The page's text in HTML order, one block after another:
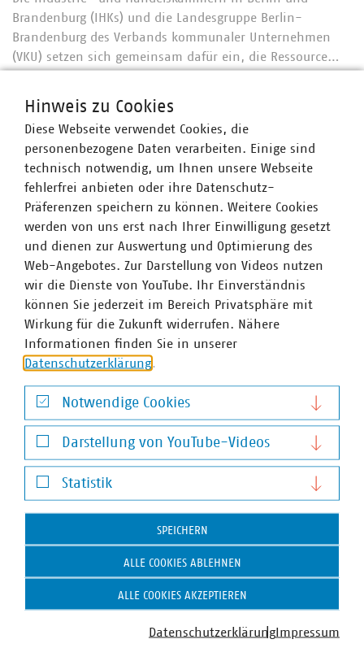
Brandenburg (IHKs) und die Landesgruppe Berlin-
Brandenburg des Verbands kommunaler Unternehmen
(VKU) setzen sich gemeinsam dafür ein, die Ressource…
Wahl des Berliner Abgeordnetenhauses -
Positionspapier zur Wahlperiode 2021-2026
07.09.2021
Damit die kommunalen Unternehmen Berlins auch in
und nachhaltig erbringen können, brauchen sie
verlässliche, in sich schlüssige und…
PDF Download
Hinweis zu Cookies
Diese Webseite verwendet Cookies, die
personenbezogene Daten verarbeiten. Einige sind
technisch notwendig, um Ihnen unsere Webseite
fehlerfrei anbieten oder ihre Datenschutz-
Präferenzen speichern zu können. Weitere Cookies
werden von uns erst nach Ihrer Einwilligung gesetzt
und dienen zur Auswertung und Optimierung des
Web-Angebotes. Zur Darstellung von Videos nutzen
wir die Dienste von YouTube. Ihr Einverständnis
können Sie jederzeit im Bereich Privatsphäre mit
Wirkung für die Zukunft widerrufen. Nähere
Informationen finden Sie in unserer
Datenschutzerklärung
Notwendige Cookies
Notwendige Cookies
Darstellung von YouTube-Videos
Darstellung von YouTube-Videos
Statistik
Statistik
SPEICHERN
ALLE COOKIES ABLEHNEN
ALLE COOKIES AKZEPTIEREN
DatenschutzerklärungImpressum